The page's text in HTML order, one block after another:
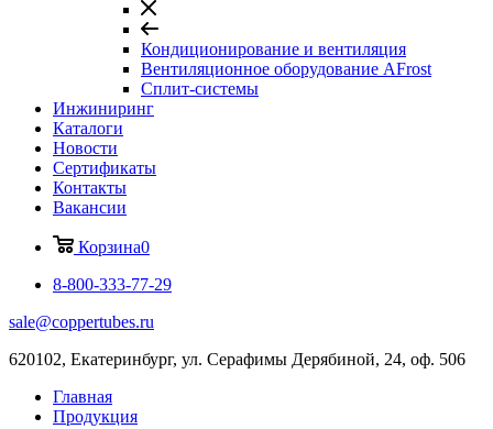
Кондиционирование и вентиляция
Вентиляционное оборудование AFrost
Сплит-системы
Инжиниринг
Каталоги
Новости
Сертификаты
Контакты
Вакансии
Корзина0
8-800-333-77-29
sale@coppertubes.ru
620102, Екатеринбург, ул. Серафимы Дерябиной, 24, оф. 506
Главная
Продукция